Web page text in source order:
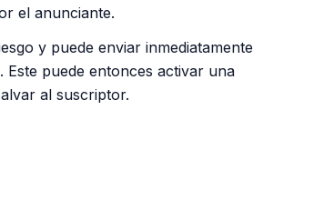
el anunciante.
y puede enviar inmediatamente
Este puede entonces activar una
al suscriptor.